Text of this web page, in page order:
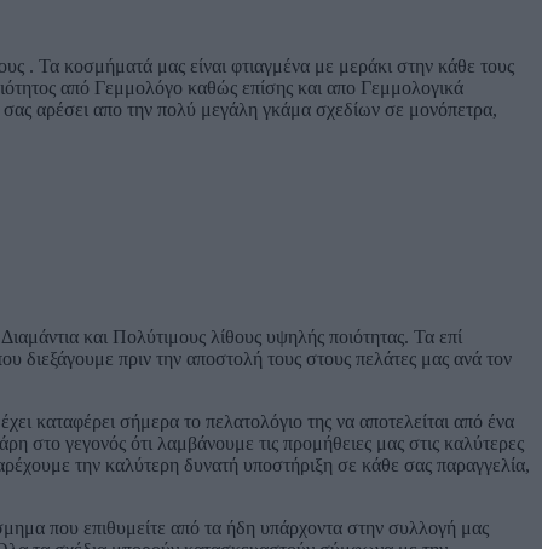
. Τα κοσμήματά μας είναι φτιαγμένα με μεράκι στην κάθε τους
από Γεμμολόγο καθώς επίσης και απο Γεμμολογικά
αρέσει απο την πολύ μεγάλη γκάμα σχεδίων σε μονόπετρα,
και Πολύτιμους λίθους υψηλής ποιότητας. Τα επί
διεξάγουμε πριν την αποστολή τους στους πελάτες μας ανά τον
καταφέρει σήμερα το πελατολόγιο της να αποτελείται από ένα
γεγονός ότι λαμβάνουμε τις προμήθειες μας στις καλύτερες
την καλύτερη δυνατή υποστήριξη σε κάθε σας παραγγελία,
που επιθυμείτε από τα ήδη υπάρχοντα στην συλλογή μας